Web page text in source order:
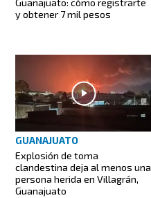
Guanajuato: cómo registrarte
y obtener 7 mil pesos
GUANAJUATO
Explosión de toma
clandestina deja al menos una
persona herida en Villagrán,
Guanajuato